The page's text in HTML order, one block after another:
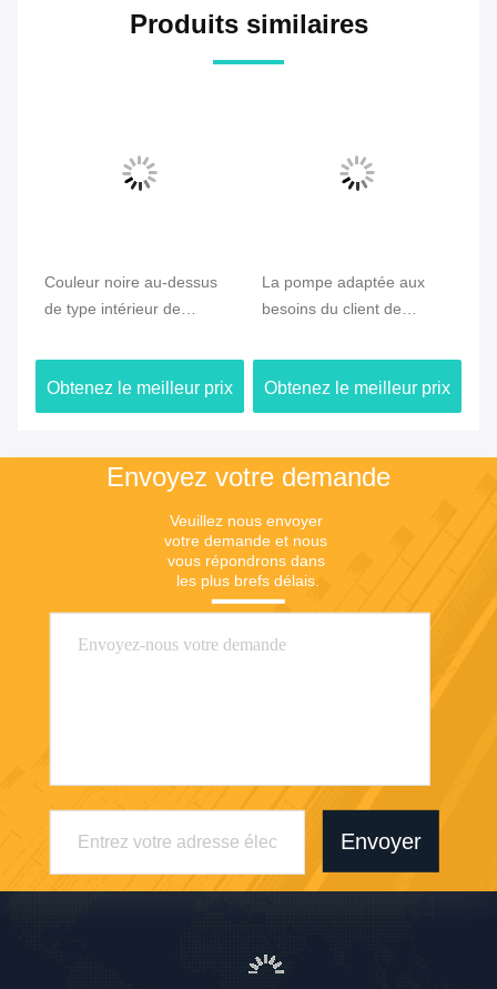
Produits similaires
Couleur noire au-dessus
de type intérieur de
ressort de pompe de
mousse du chapeau
30mm
Obtenez le meilleur prix
La pompe adaptée aux
besoins du client de
300ml, réutilisent le
distributeur de pompe pour
le savon de plat
Obtenez le meilleur prix
Envoyez votre demande
Veuillez nous envoyer
votre demande et nous
vous répondrons dans
les plus brefs délais.
Envoyer